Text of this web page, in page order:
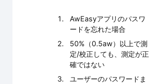
AwEasyアプリのパスワ
ードを忘れた場合
50%（0.5aw）以上で測
定/校正しても、測定が正
確ではない
ユーザーのパスワードま